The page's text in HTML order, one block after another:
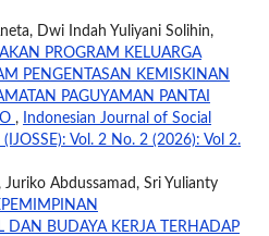
Dwi Indah Yuliyani Solihin,
PROGRAM KELUARGA
PENGENTASAN KEMISKINAN
PAGUYAMAN PANTAI
,
Indonesian Journal of Social
Vol. 2 No. 2 (2026): Vol 2.
Juriko Abdussamad, Sri Yulianty
DAN BUDAYA KERJA TERHADAP